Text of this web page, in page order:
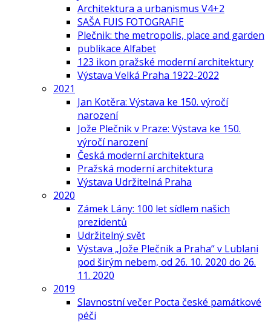
Architektura a urbanismus V4+2
SAŠA FUIS FOTOGRAFIE
Plečnik: the metropolis, place and garden
publikace Alfabet
123 ikon pražské moderní architektury
Výstava Velká Praha 1922-2022
2021
Jan Kotěra: Výstava ke 150. výročí
narození
Jože Plečnik v Praze: Výstava ke 150.
výročí narození
Česká moderní architektura
Pražská moderní architektura
Výstava Udržitelná Praha
2020
Zámek Lány: 100 let sídlem našich
prezidentů
Udržitelný svět
Výstava „Jože Plečnik a Praha“ v Lublani
pod širým nebem, od 26. 10. 2020 do 26.
11. 2020
2019
Slavnostní večer Pocta české památkové
péči